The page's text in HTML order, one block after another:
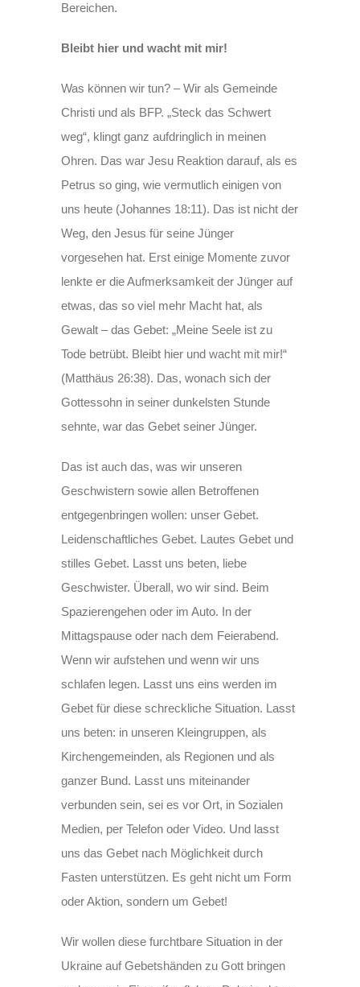
Bereichen.
Bleibt hier und wacht mit mir!
Was können wir tun? – Wir als Gemeinde
Christi und als BFP. „Steck das Schwert
weg“, klingt ganz aufdringlich in meinen
Ohren. Das war Jesu Reaktion darauf, als es
Petrus so ging, wie vermutlich einigen von
uns heute (Johannes 18:11). Das ist nicht der
Weg, den Jesus für seine Jünger
vorgesehen hat. Erst einige Momente zuvor
lenkte er die Aufmerksamkeit der Jünger auf
etwas, das so viel mehr Macht hat, als
Gewalt – das Gebet: „Meine Seele ist zu
Tode betrübt. Bleibt hier und wacht mit mir!“
(Matthäus 26:38). Das, wonach sich der
Gottessohn in seiner dunkelsten Stunde
sehnte, war das Gebet seiner Jünger.
Das ist auch das, was wir unseren
Geschwistern sowie allen Betroffenen
entgegenbringen wollen: unser Gebet.
Leidenschaftliches Gebet. Lautes Gebet und
stilles Gebet. Lasst uns beten, liebe
Geschwister. Überall, wo wir sind. Beim
Spazierengehen oder im Auto. In der
Mittagspause oder nach dem Feierabend.
Wenn wir aufstehen und wenn wir uns
schlafen legen. Lasst uns eins werden im
Gebet für diese schreckliche Situation. Lasst
uns beten: in unseren Kleingruppen, als
Kirchengemeinden, als Regionen und als
ganzer Bund. Lasst uns miteinander
verbunden sein, sei es vor Ort, in Sozialen
Medien, per Telefon oder Video. Und lasst
uns das Gebet nach Möglichkeit durch
Fasten unterstützen. Es geht nicht um Form
oder Aktion, sondern um Gebet!
Wir wollen diese furchtbare Situation in der
Ukraine auf Gebetshänden zu Gott bringen